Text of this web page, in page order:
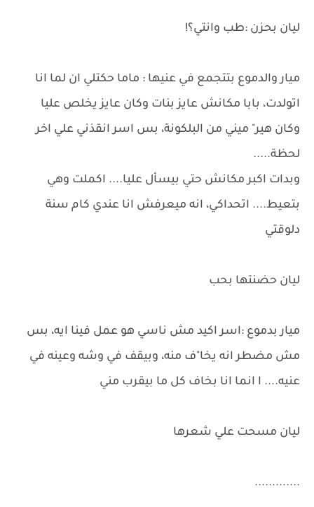
ليان بحزن :طب وانتي؟!
ميار والدموع بتتجمع في عنيها : ماما حكتلي ان لما انا
اتولدت، بابا مكانش عايز بنات وكان عايز يخلص عليا
وكان هير" ميني من البلكونة، بس اسر انقذني علي اخر
لحظة.....
وبدات اكبر مكانش حتي بيسأل عليا.... اكملت وهي
بتعيط.... اتحداكي، انه ميعرفش انا عندي كام سنة
دلوقتي
ليان حضنتها بحب
ميار بدموع :اسر اكيد مش ناسي هو عمل فينا ايه، بس
مش مضطر انه يخا"ف منه، وبيقف في وشه وعينه في
عنيه.... ا انما انا بخاف كل ما بيقرب مني
ليان مسحت علي شعرها
.............